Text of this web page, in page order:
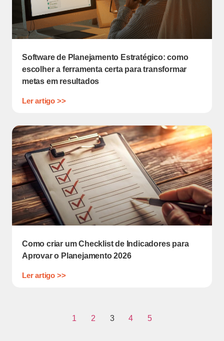
Software de Planejamento Estratégico: como
escolher a ferramenta certa para transformar
metas em resultados
Ler artigo >>
Como criar um Checklist de Indicadores para
Aprovar o Planejamento 2026
Ler artigo >>
1 2 3 4 5